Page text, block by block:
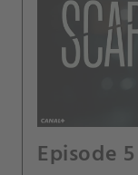
Episode